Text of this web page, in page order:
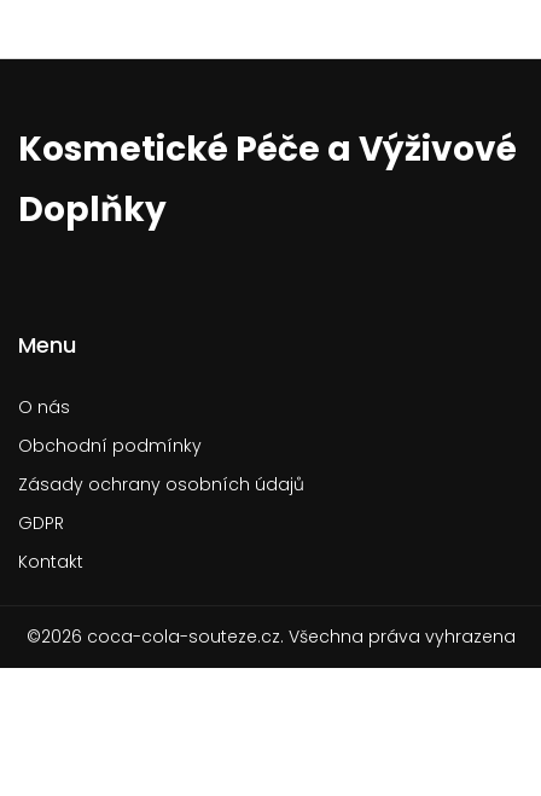
Kosmetické Péče a Výživové
Doplňky
Menu
O nás
Obchodní podmínky
Zásady ochrany osobních údajů
GDPR
Kontakt
©2026 coca-cola-souteze.cz. Všechna práva vyhrazena